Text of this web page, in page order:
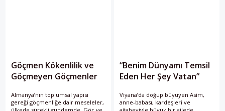
Göçmen Kökenlilik ve
Göçmeyen Göçmenler
Almanya’nın toplumsal yapısı
gereği göçmenliğe dair meseleler,
“Benim Dünyamı Temsil
Eden Her Şey Vatan”
Viyana’da doğup büyüyen Asim,
anne-babası, kardeşleri ve